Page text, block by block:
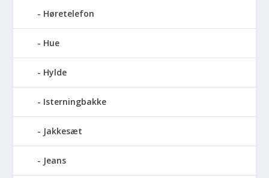
Høretelefon
Hue
Hylde
Isterningbakke
Jakkesæt
Jeans